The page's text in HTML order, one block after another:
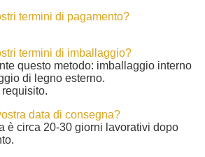
termini di pagamento?
termini di imballaggio?
questo metodo: imballaggio interno
di legno esterno.
data di consegna?
è circa 20-30 giorni lavorativi dopo